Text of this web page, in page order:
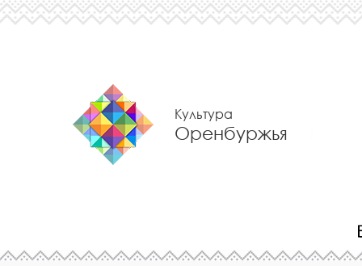
Культура
Оренбуржья